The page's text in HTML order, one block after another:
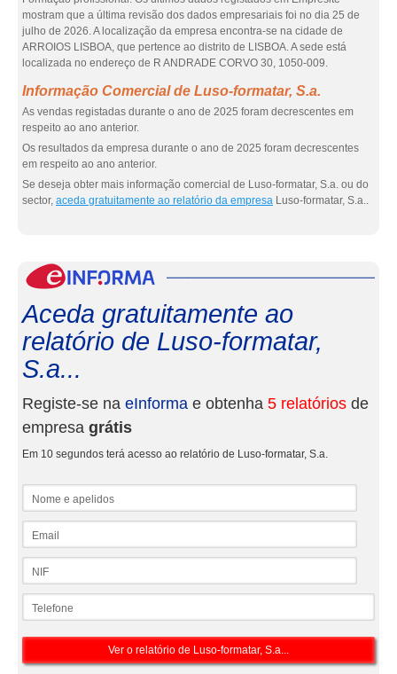
mostram que a última revisão dos dados empresariais foi no dia 25 de
julho de 2026. A localização da empresa encontra-se na cidade de
ARROIOS LISBOA, que pertence ao distrito de LISBOA. A sede está
localizada no endereço de R ANDRADE CORVO 30, 1050-009.
Informação Comercial de Luso-formatar, S.a.
As vendas registadas durante o ano de 2025 foram decrescentes em
respeito ao ano anterior.
Os resultados da empresa durante o ano de 2025 foram decrescentes
em respeito ao ano anterior.
Se deseja obter mais informação comercial de Luso-formatar, S.a. ou do
sector, aceda gratuitamente ao relatório da empresa Luso-formatar, S.a..
Aceda gratuitamente ao
relatório de Luso-formatar,
S.a...
Registe-se na eInforma e obtenha 5 relatórios de
empresa grátis
Em 10 segundos terá acesso ao relatório de Luso-formatar, S.a.